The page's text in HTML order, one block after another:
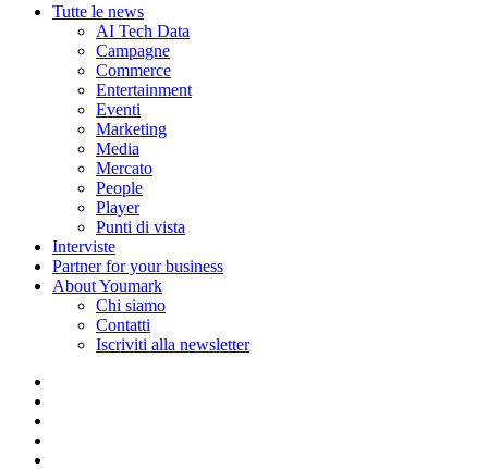
Tutte le news
AI Tech Data
Campagne
Commerce
Entertainment
Eventi
Marketing
Media
Mercato
People
Player
Punti di vista
Interviste
Partner for your business
About Youmark
Chi siamo
Contatti
Iscriviti alla newsletter